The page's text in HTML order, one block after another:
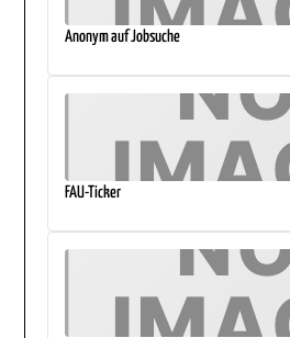
Anonym auf Jobsuche
FAU-Ticker